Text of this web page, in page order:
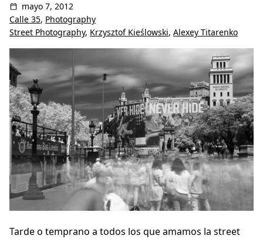
mayo 7, 2012
Calle 35, Photography
Street Photography, Krzysztof Kieślowski, Alexey Titarenko
Tarde o temprano a todos los que amamos la street